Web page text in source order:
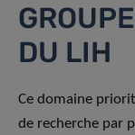
DU LIH
Ce domaine
de recherche par